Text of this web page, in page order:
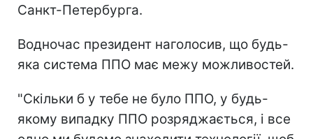
Санкт-Петербурга.
Водночас президент наголосив, що будь-
яка система ППО має межу можливостей.
"Скільки б у тебе не було ППО, у будь-
якому випадку ППО розряджається, і все